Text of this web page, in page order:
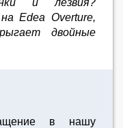
и лезвия?
Edea Overture,
двойные
в нашу